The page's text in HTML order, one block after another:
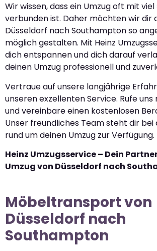
Wir wissen, dass ein Umzug oft mit viel
verbunden ist. Daher möchten wir dir
Düsseldorf nach Southampton so
möglich gestalten. Mit Heinz
dich entspannen und dich darauf
deinen Umzug professionell und
Vertraue auf unsere langjährige
unseren exzellenten Service. Rufe
und vereinbare einen kostenlosen
Unser freundliches Team steht dir bei
rund um deinen Umzug zur Verfügung.
Heinz Umzugsservice – Dein
Umzug von Düsseldorf nach
Möbeltransport von
Düsseldorf nach
Southampton